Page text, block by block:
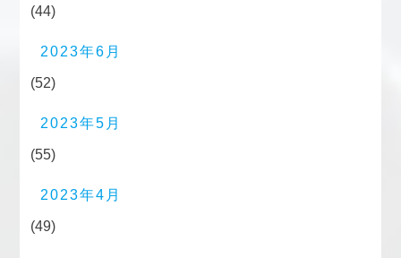
(44)
2023年6月
(52)
2023年5月
(55)
2023年4月
(49)